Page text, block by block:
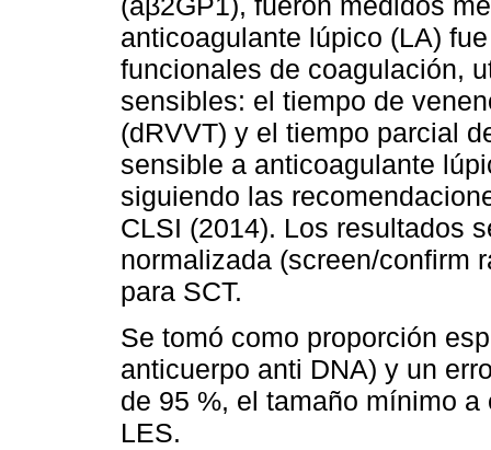
anticoagulante lúpico (LA)
funcionales de coagulación,
sensibles: el tiempo de
(dRVVT) y el tiempo parcial
sensible a anticoagulante
siguiendo las
CLSI (2014). Los resultados
normalizada (screen/confirm
para SCT.
Se tomó como proporción
anticuerpo anti DNA) y un
de 95 %, el tamaño mínimo
LES.